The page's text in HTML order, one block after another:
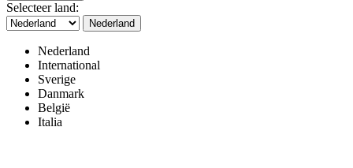
Selecteer land:
Nederland
Nederland
International
Sverige
Danmark
België
Italia